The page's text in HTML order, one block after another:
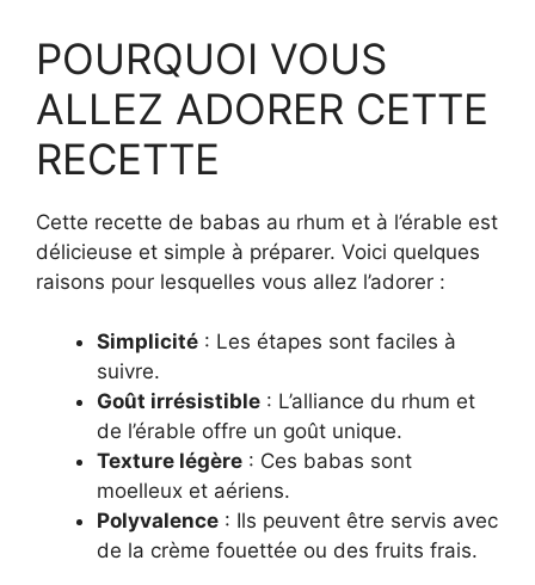
POURQUOI VOUS
ALLEZ ADORER CETTE
RECETTE
Cette recette de babas au rhum et à l’érable est
délicieuse et simple à préparer. Voici quelques
raisons pour lesquelles vous allez l’adorer :
Simplicité : Les étapes sont faciles à
suivre.
Goût irrésistible : L’alliance du rhum et
de l’érable offre un goût unique.
Texture légère : Ces babas sont
moelleux et aériens.
Polyvalence : Ils peuvent être servis avec
de la crème fouettée ou des fruits frais.